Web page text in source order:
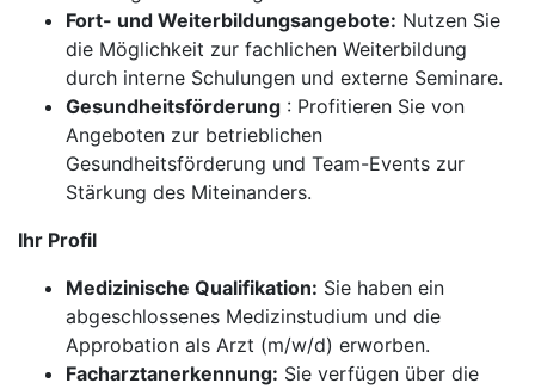
Fort- und Weiterbildungsangebote: Nutzen Sie
die Möglichkeit zur fachlichen Weiterbildung
durch interne Schulungen und externe Seminare.
Gesundheitsförderung : Profitieren Sie von
Angeboten zur betrieblichen
Gesundheitsförderung und Team-Events zur
Stärkung des Miteinanders.
Ihr Profil
Medizinische Qualifikation: Sie haben ein
abgeschlossenes Medizinstudium und die
Approbation als Arzt (m/w/d) erworben.
Facharztanerkennung: Sie verfügen über die